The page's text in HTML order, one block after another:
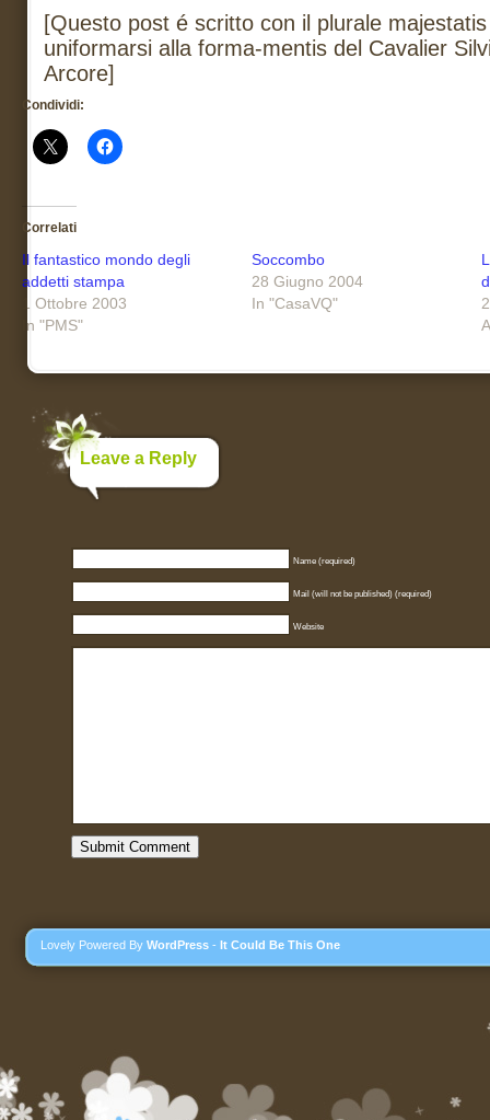
[Questo post é scritto con il plurale
uniformarsi alla forma-mentis del Cavalier
Arcore]
Condividi:
Correlati
Il fantastico mondo degli
addetti stampa
1 Ottobre 2003
In "PMS"
Soccombo
28 Giugno 2004
In "CasaVQ"
Leave a Reply
Name (required)
Mail (will not be published) (required)
Website
Lovely Powered By WordPress - It Could Be This One